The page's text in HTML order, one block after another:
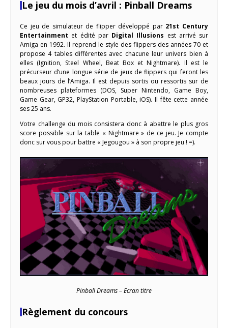
Le jeu du mois d’avril : Pinball Dreams
Ce jeu de simulateur de flipper développé par 21st Century
Entertainment et édité par Digital Illusions est arrivé sur
Amiga en 1992. Il reprend le style des flippers des années 70 et
propose 4 tables différentes avec chacune leur univers bien à
elles (Ignition, Steel Wheel, Beat Box et Nightmare). Il est le
précurseur d’une longue série de jeux de flippers qui feront les
beaux jours de l’Amiga. Il est depuis sortis ou ressortis sur de
nombreuses plateformes (DOS, Super Nintendo, Game Boy,
Game Gear, GP32, PlayStation Portable, iOS). Il fête cette année
ses 25 ans.
Votre challenge du mois consistera donc à abattre le plus gros
score possible sur la table « Nightmare » de ce jeu. Je compte
donc sur vous pour battre « Jegougou » à son propre jeu ! =).
Pinball Dreams – Ecran titre
Règlement du concours